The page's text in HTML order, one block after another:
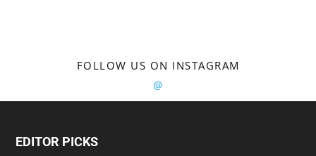
FOLLOW US ON INSTAGRAM
@
EDITOR PICKS